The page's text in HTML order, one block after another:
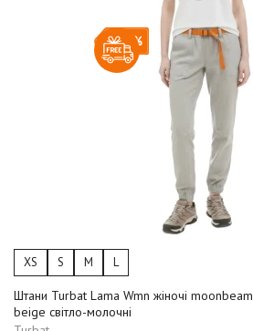
-20%
XS S M L
Штани Turbat Lama Wmn жіночі moonbeam
beige світло-молочні